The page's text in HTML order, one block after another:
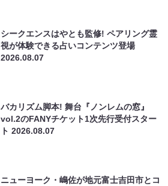
シークエンスはやとも監修! ペアリング霊
視が体験できる占いコンテンツ登場
2026.08.07
バカリズム脚本! 舞台『ノンレムの窓』
vol.2のFANYチケット1次先行受付スター
ト2026.08.07
ニューヨーク・嶋佐が地元富士吉田市とコ